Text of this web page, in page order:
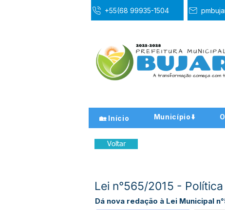
+55(68 99935-1504
🏡 Início Município⬇️
Voltar
Lei n°565/2015 -
Dá nova redação à Lei Municipal